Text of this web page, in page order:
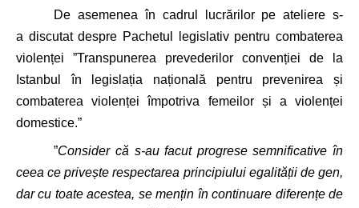
De asemenea în cadrul lucrărilor pe ateliere s-
a discutat despre Pachetul legislativ pentru combaterea
violenței ”Transpunerea prevederilor convenției de la
Istanbul în legislația națională pentru prevenirea și
combaterea violenței împotriva femeilor și a violenței
domestice.”
”Consider că s-au facut progrese semnificative în
ceea ce privește respectarea principiului egalității de gen,
dar cu toate acestea, se mențin în continuare diferențe de